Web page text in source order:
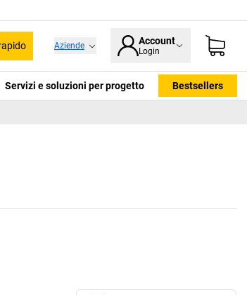
Aziende Account
Login
Servizi e soluzioni per progetto Bestsellers